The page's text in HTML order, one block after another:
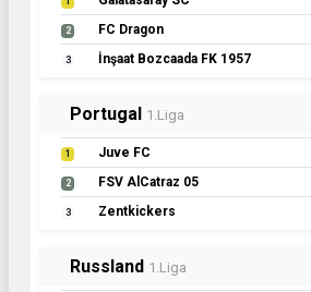
2 FC Dragon
3 İnşaat Bozcaada FK 1957
Portugal 1.Liga
1 Juve FC
2 FSV AlCatraz 05
3 Zentkickers
Russland 1.Liga